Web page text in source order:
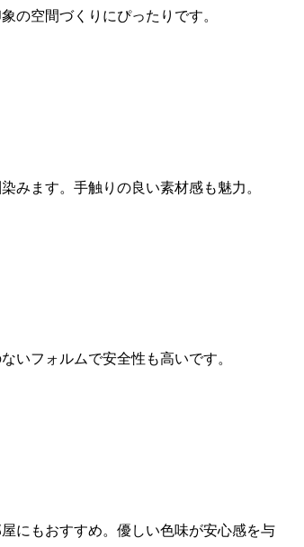
の空間づくりにぴったりです。
みます。手触りの良い素材感も魅力。
いフォルムで安全性も高いです。
にもおすすめ。優しい色味が安心感を与